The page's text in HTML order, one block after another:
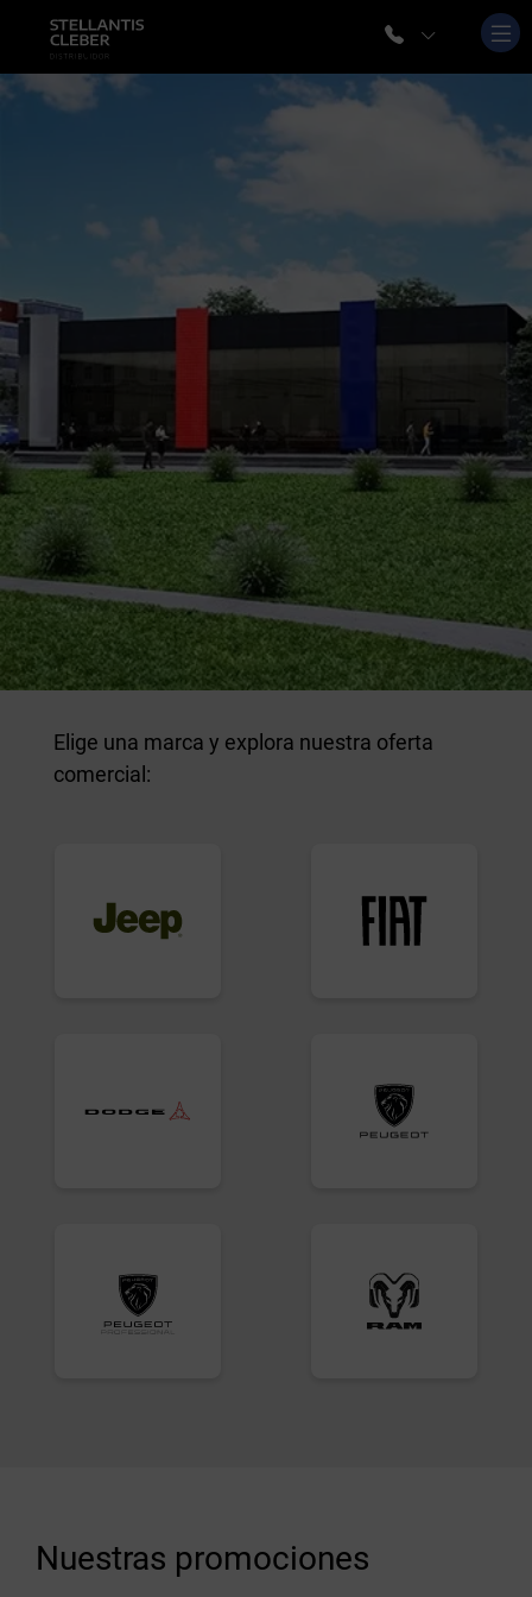
Elige una marca y explora nuestra oferta
comercial:
Nuestras promociones